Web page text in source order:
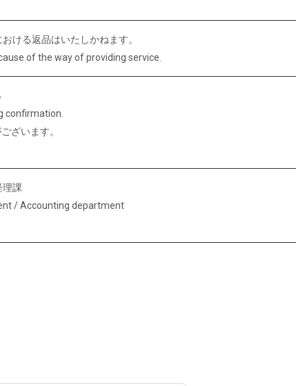
ける返品はいたしかねます。
of the way of providing service.
confirmation.
ざいます。
課
/ Accounting department